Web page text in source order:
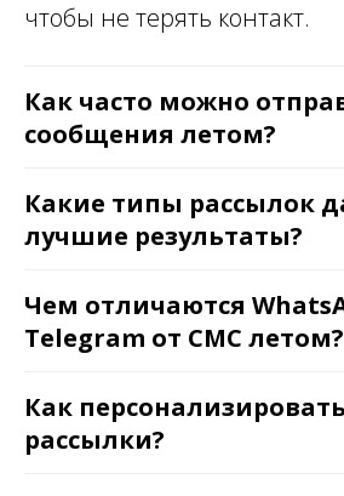
чтобы не терять контакт.
Как часто можно
сообщения летом?
Какие типы рассылок
лучшие результаты?
Чем отличаются
Telegram от СМС летом?
Как персонализировать
рассылки?